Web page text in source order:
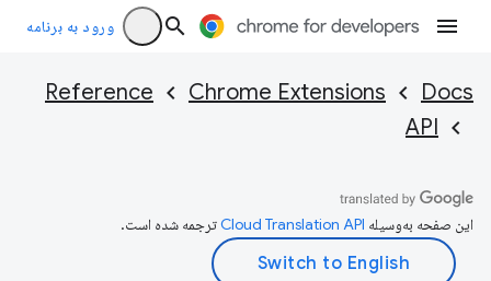
ورود به برنامه
Docs
Chrome Extensions
Reference
API
این صفحه به‌وسیله ترجمه شده است.